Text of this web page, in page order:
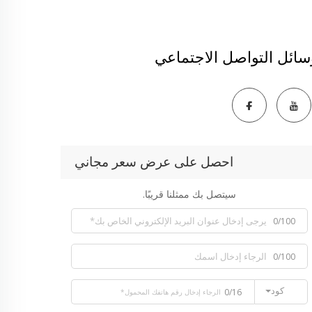
التواصل الاجتماعي
احصل على عرض سعر مجاني
سيتصل بك ممثلنا قريبًا.
0/100
0/100
كود 0/16